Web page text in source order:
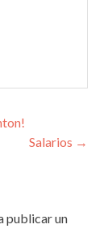
Salarios →
publicar un